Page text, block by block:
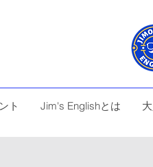
ト Jim's Englishとは